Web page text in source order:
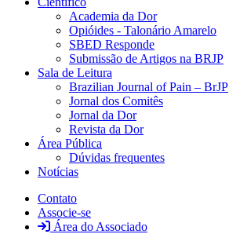
Academia da Dor
Opióides - Talonário Amarelo
SBED Responde
Submissão de Artigos na BRJP
Sala de Leitura
Brazilian Journal of Pain – BrJP
Jornal dos Comitês
Jornal da Dor
Revista da Dor
Área Pública
Dúvidas frequentes
Notícias
Contato
Associe-se
Área do Associado